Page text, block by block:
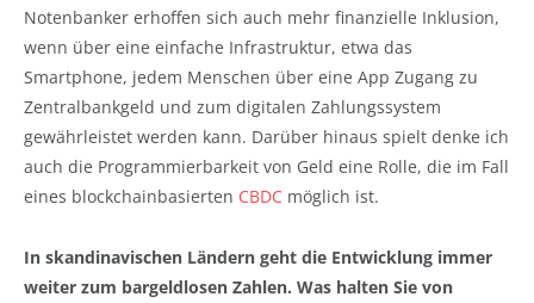
Notenbanker erhoffen sich auch mehr finanzielle Inklusion,
wenn über eine einfache Infrastruktur, etwa das
Smartphone, jedem Menschen über eine App Zugang zu
Zentralbankgeld und zum digitalen Zahlungssystem
gewährleistet werden kann. Darüber hinaus spielt denke ich
auch die Programmierbarkeit von Geld eine Rolle, die im Fall
eines blockchainbasierten CBDC möglich ist.
In skandinavischen Ländern geht die Entwicklung immer
weiter zum bargeldlosen Zahlen. Was halten Sie von